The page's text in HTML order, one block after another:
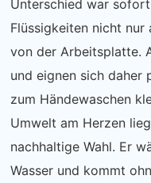
Unterschied war
Flüssigkeiten nicht
von der Arbeitsplatte.
und eignen sich daher
zum Händewaschen
Umwelt am Herzen
nachhaltige Wahl. Er
Wasser und kommt